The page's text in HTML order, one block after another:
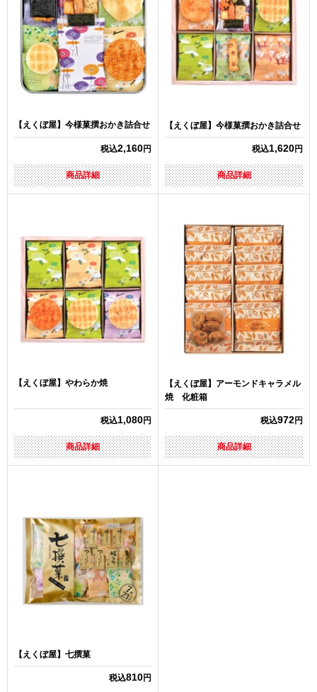
【えくぼ屋】今様菓撰おかき詰合せ
税込2,160円
商品詳細
【えくぼ屋】今様菓撰おかき詰合せ
税込1,620円
商品詳細
【えくぼ屋】やわらか焼
税込1,080円
商品詳細
【えくぼ屋】アーモンドキャラメル
焼 化粧箱
税込972円
商品詳細
【えくぼ屋】七撰菓
税込810円